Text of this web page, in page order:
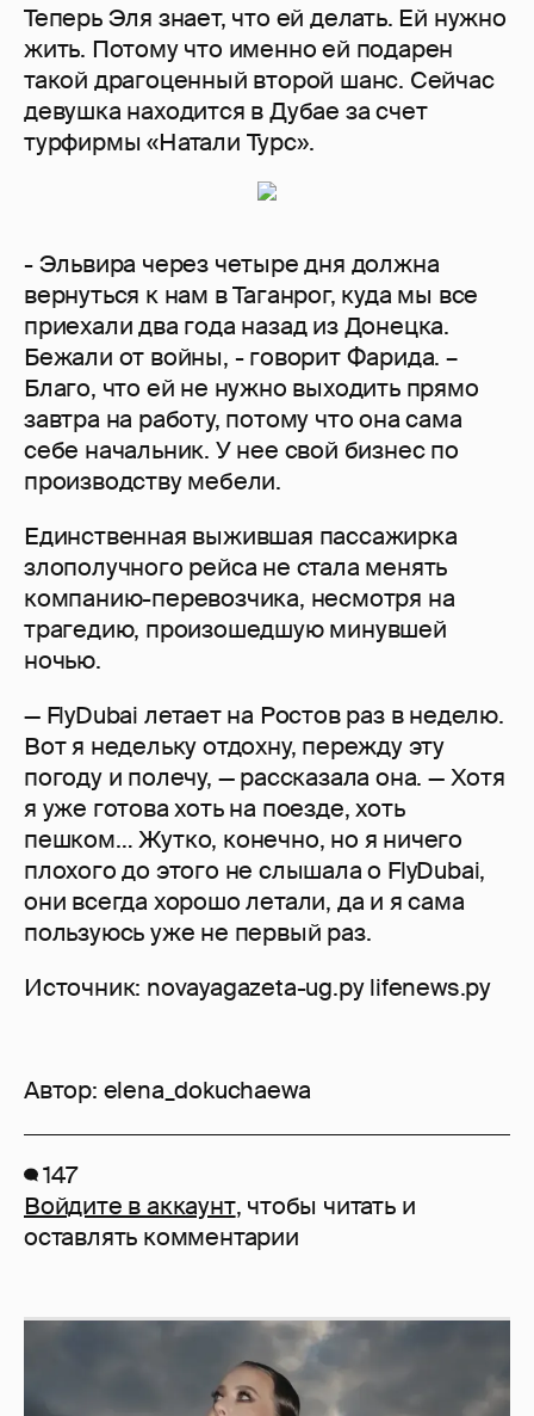
Теперь Эля знает, что ей делать. Ей нужно
жить. Потому что именно ей подарен
такой драгоценный второй шанс. Сейчас
девушка находится в Дубае за счет
турфирмы «Натали Турс».
- Эльвира через четыре дня должна
вернуться к нам в Таганрог, куда мы все
приехали два года назад из Донецка.
Бежали от войны, - говорит Фарида. –
Благо, что ей не нужно выходить прямо
завтра на работу, потому что она сама
себе начальник. У нее свой бизнес по
производству мебели.
Единственная выжившая пассажирка
злополучного рейса не стала менять
компанию-перевозчика, несмотря на
трагедию, произошедшую минувшей
ночью.
— FlyDubai летает на Ростов раз в неделю.
Вот я недельку отдохну, пережду эту
погоду и полечу, — рассказала она. — Хотя
я уже готова хоть на поезде, хоть
пешком… Жутко, конечно, но я ничего
плохого до этого не слышала о FlyDubai,
они всегда хорошо летали, да и я сама
пользуюсь уже не первый раз.
Источник: novayagazeta-ug.ру lifenews.ру
Автор: elena_dokuchaewa
147
Войдите в аккаунт, чтобы читать и
оставлять комментарии